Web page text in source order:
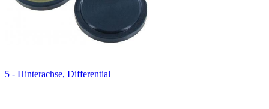
5 - Hinterachse, Differential